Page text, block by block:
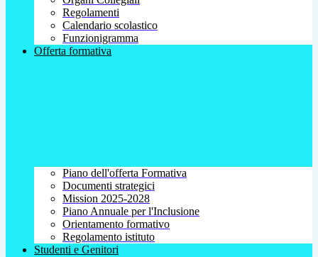
Regolamenti
Calendario scolastico
Funzionigramma
Offerta formativa
Piano dell'offerta Formativa
Documenti strategici
Mission 2025-2028
Piano Annuale per l'Inclusione
Orientamento formativo
Regolamento istituto
Studenti e Genitori